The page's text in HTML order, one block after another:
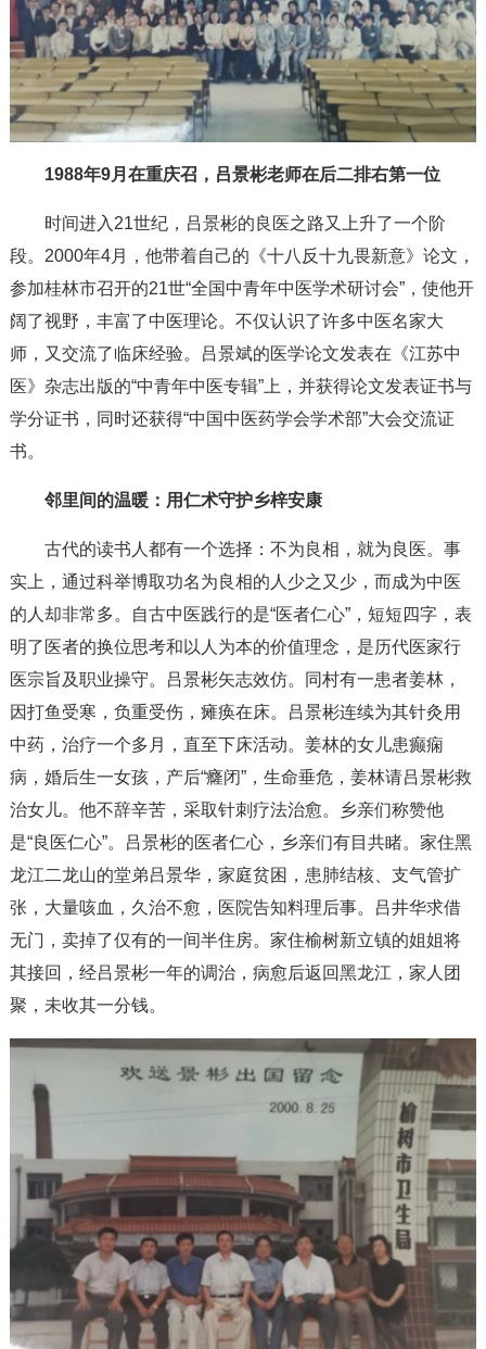
1988年9月在重庆召，吕景彬老师在后二排右第一位
时间进入21世纪，吕景彬的良医之路又上升了一个阶
段。2000年4月，他带着自己的《十八反十九畏新意》论文，
参加桂林市召开的21世“全国中青年中医学术研讨会”，使他开
阔了视野，丰富了中医理论。不仅认识了许多中医名家大
师，又交流了临床经验。吕景斌的医学论文发表在《江苏中
医》杂志出版的“中青年中医专辑”上，并获得论文发表证书与
学分证书，同时还获得“中国中医药学会学术部”大会交流证
书。
邻里间的温暖：用仁术守护乡梓安康
古代的读书人都有一个选择：不为良相，就为良医。事
实上，通过科举博取功名为良相的人少之又少，而成为中医
的人却非常多。自古中医践行的是“医者仁心”，短短四字，表
明了医者的换位思考和以人为本的价值理念，是历代医家行
医宗旨及职业操守。吕景彬矢志效仿。同村有一患者姜林，
因打鱼受寒，负重受伤，瘫痪在床。吕景彬连续为其针灸用
中药，治疗一个多月，直至下床活动。姜林的女儿患癫痫
病，婚后生一女孩，产后“癃闭”，生命垂危，姜林请吕景彬救
治女儿。他不辞辛苦，采取针刺疗法治愈。乡亲们称赞他
是“良医仁心”。吕景彬的医者仁心，乡亲们有目共睹。家住黑
龙江二龙山的堂弟吕景华，家庭贫困，患肺结核、支气管扩
张，大量咳血，久治不愈，医院告知料理后事。吕井华求借
无门，卖掉了仅有的一间半住房。家住榆树新立镇的姐姐将
其接回，经吕景彬一年的调治，病愈后返回黑龙江，家人团
聚，未收其一分钱。